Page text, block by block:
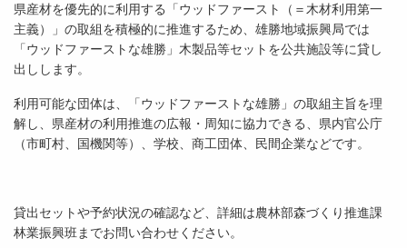
県産材を優先的に利用する「ウッドファースト（＝木材利用第一
主義）」の取組を積極的に推進するため、雄勝地域振興局では
「ウッドファーストな雄勝」木製品等セットを公共施設等に貸し
出しします。
利用可能な団体は、「ウッドファーストな雄勝」の取組主旨を理
解し、県産材の利用推進の広報・周知に協力できる、県内官公庁
（市町村、国機関等）、学校、商工団体、民間企業などです。
貸出セットや予約状況の確認など、詳細は農林部森づくり推進課
林業振興班までお問い合わせください。